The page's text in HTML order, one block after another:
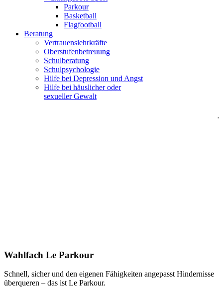
Parkour
Basketball
Flagfootball
Beratung
Vertrauenslehrkräfte
Oberstufenbetreuung
Schulberatung
Schulpsychologie
Hilfe bei Depression und Angst
Hilfe bei häuslicher oder
sexueller Gewalt
.
Wahlfach Le Parkour
Schnell, sicher und den eigenen Fähigkeiten angepasst Hindernisse
überqueren – das ist Le Parkour.